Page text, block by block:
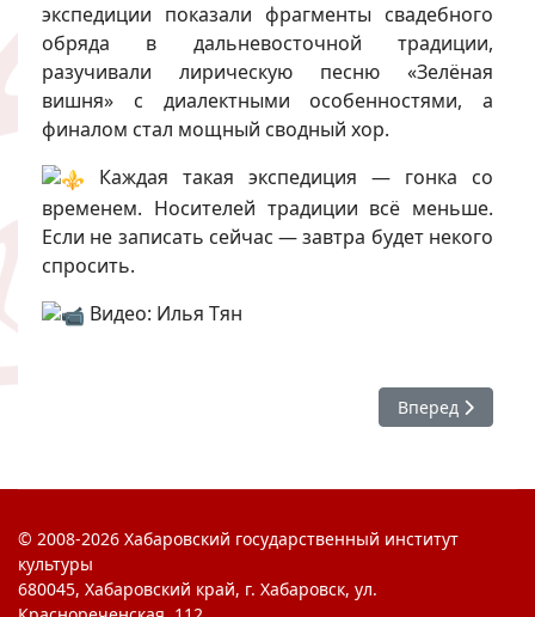
экспедиции показали фрагменты свадебного
обряда в дальневосточной традиции,
разучивали лирическую песню «Зелёная
вишня» с диалектными особенностями, а
финалом стал мощный сводный хор.
Каждая такая экспедиция — гонка со
временем. Носителей традиции всё меньше.
Если не записать сейчас — завтра будет некого
спросить.
Видео: Илья Тян
Следующий:
Вперед
© 2008-2026 Хабаровский государственный институт
культуры
680045, Хабаровский край, г. Хабаровск, ул.